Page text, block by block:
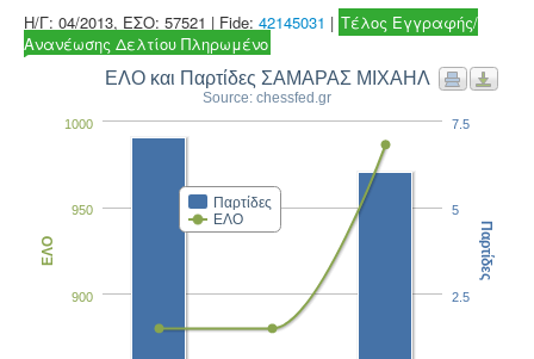
Η/Γ: 04/2013, ΕΣΟ: 57521 | Fide: 42145031 | Τέλος Εγγραφής/
Ανανέωσης Δελτίου Πληρωμένο
ΕΛΟ και Παρτίδες ΣΑΜΑΡΑΣ ΜΙΧΑΗΛ
Source: chessfed.gr
Παρτίδες
ΕΛΟ
900
950
1000
ΕΛΟ
2.5
5
7.5
Παρτίδες